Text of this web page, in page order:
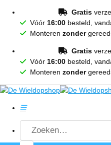
inhoud
Gratis
Vóór 16:00 besteld,
Monteren zonder
Gratis
Vóór 16:00 besteld,
Monteren zonder
naar: